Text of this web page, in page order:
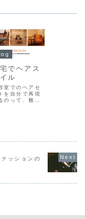
でヘアス
ル
室でのヘアセ
を自分で再現
のって、難し
ます。それを
自分で行なう
て、難しいで
ッションの